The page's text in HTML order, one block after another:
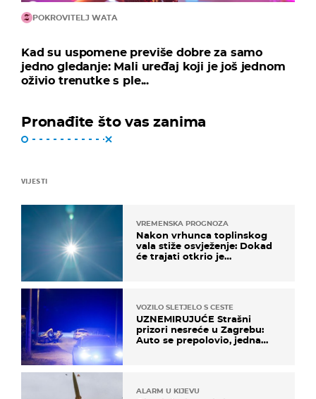
POKROVITELJ WATA
Kad su uspomene previše dobre za samo
jedno gledanje: Mali uređaj koji je još jednom
oživio trenutke s ple...
Pronađite što vas zanima
VIJESTI
VREMENSKA PROGNOZA
Nakon vrhunca toplinskog
vala stiže osvježenje: Dokad
će trajati otkrio je
VOZILO SLETJELO S CESTE
UZNEMIRUJUĆE Strašni
prizori nesreće u Zagrebu:
Auto se prepolovio, jedna
ALARM U KIJEVU